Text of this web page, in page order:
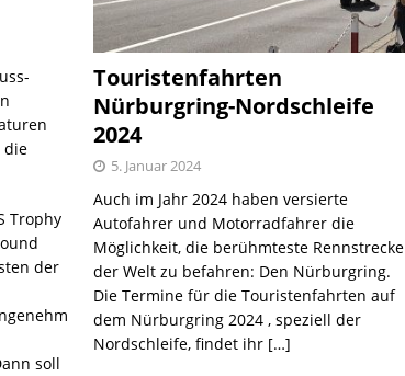
die
Trophy
der
soll
Touristenfahrten
Nürburgring-Nordschleife
2024
5. Januar 2024
Auch im Jahr 2024 haben versierte
Autofahrer und Motorradfahrer die
Möglichkeit, die berühmteste Rennstrecke
der Welt zu befahren: Den Nürburgring.
Die Termine für die Touristenfahrten auf
dem Nürburgring 2024 , speziell der
Nordschleife, findet ihr […]